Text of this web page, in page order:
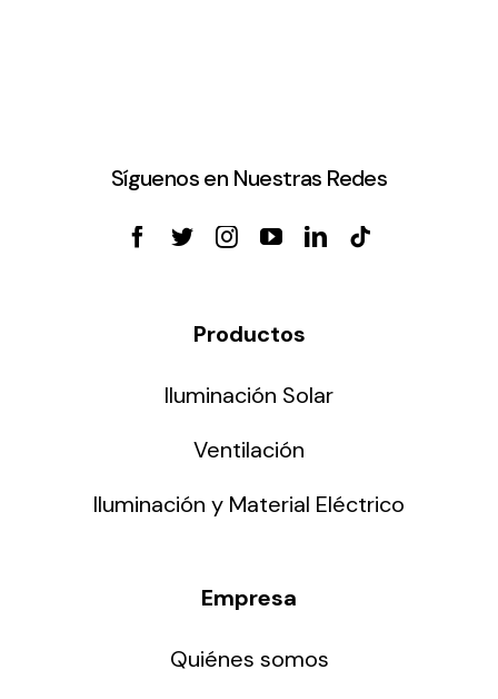
Síguenos en Nuestras Redes
Productos
Iluminación Solar
Ventilación
Iluminación y Material Eléctrico
Empresa
Quiénes somos